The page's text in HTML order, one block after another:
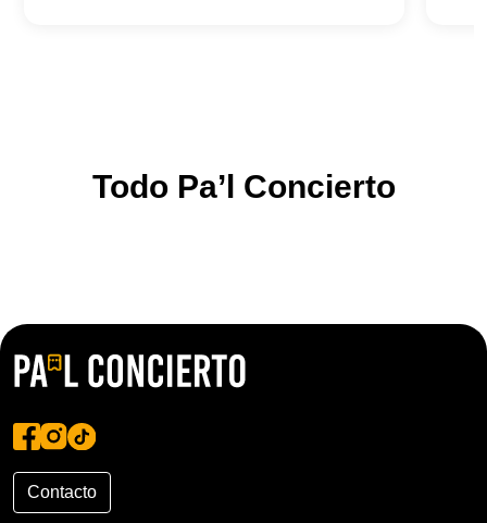
Todo Pa’l Concierto
Contacto